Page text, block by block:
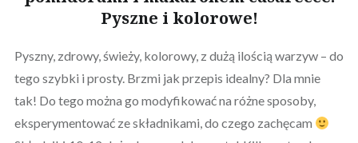
Pyszne i kolorowe!
Pyszny, zdrowy, świeży, kolorowy, z dużą ilością warzyw – do
tego szybki i prosty. Brzmi jak przepis idealny? Dla mnie
tak! Do tego można go modyfikować na różne sposoby,
eksperymentować ze składnikami, do czego zachęcam